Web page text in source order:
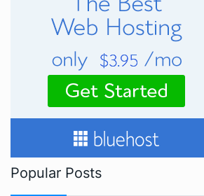
Popular Posts